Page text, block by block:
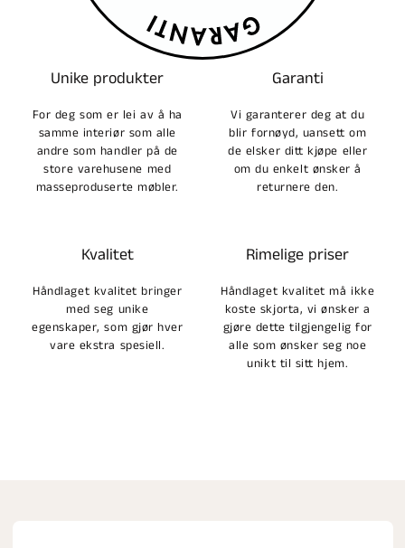
Unike produkter
For deg som er lei av å ha
samme interiør som alle
andre som handler på de
store varehusene med
masseproduserte møbler.
Garanti
Vi garanterer deg at du
blir fornøyd, uansett om
de elsker ditt kjøpe eller
om du enkelt ønsker å
returnere den.
Kvalitet
Håndlaget kvalitet bringer
med seg unike
egenskaper, som gjør hver
vare ekstra spesiell.
Rimelige priser
Håndlaget kvalitet må ikke
koste skjorta, vi ønsker a
gjøre dette tilgjengelig for
alle som ønsker seg noe
unikt til sitt hjem.